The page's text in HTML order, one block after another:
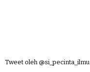
Tweet oleh @si_pecinta_ilmu